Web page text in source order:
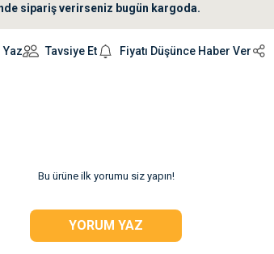
sipariş verirseniz bugün kargoda.
Tavsiye Et Fiyatı Düşünce Haber Ver
Bu ürüne ilk yorumu siz yapın!
YORUM YAZ